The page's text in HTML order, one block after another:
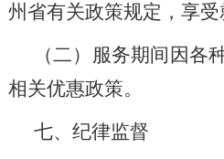
州省有关政策规定，享
（二）服务期间因
相关优惠政策。
七、纪律监督